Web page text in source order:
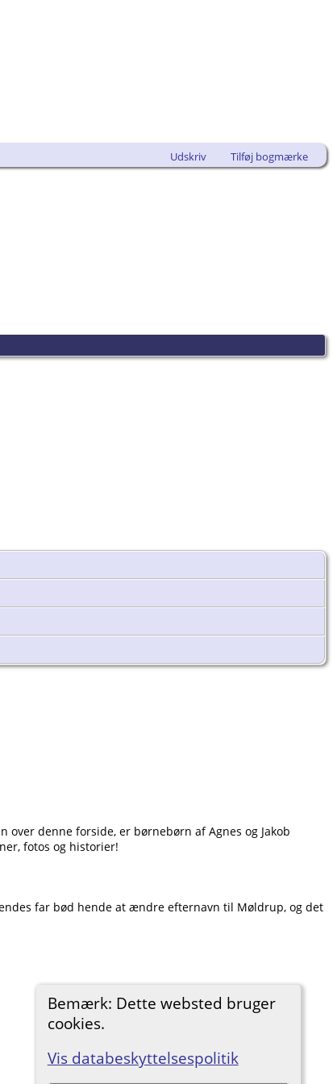
Udskriv Tilføj bogmærke
Bemærk: Dette websted bruger
cookies.
Vis databeskyttelsespolitik
denne forside, er børnebørn af Agnes og Jakob
fotos og historier!
far bød hende at ændre efternavn til Møldrup, og det